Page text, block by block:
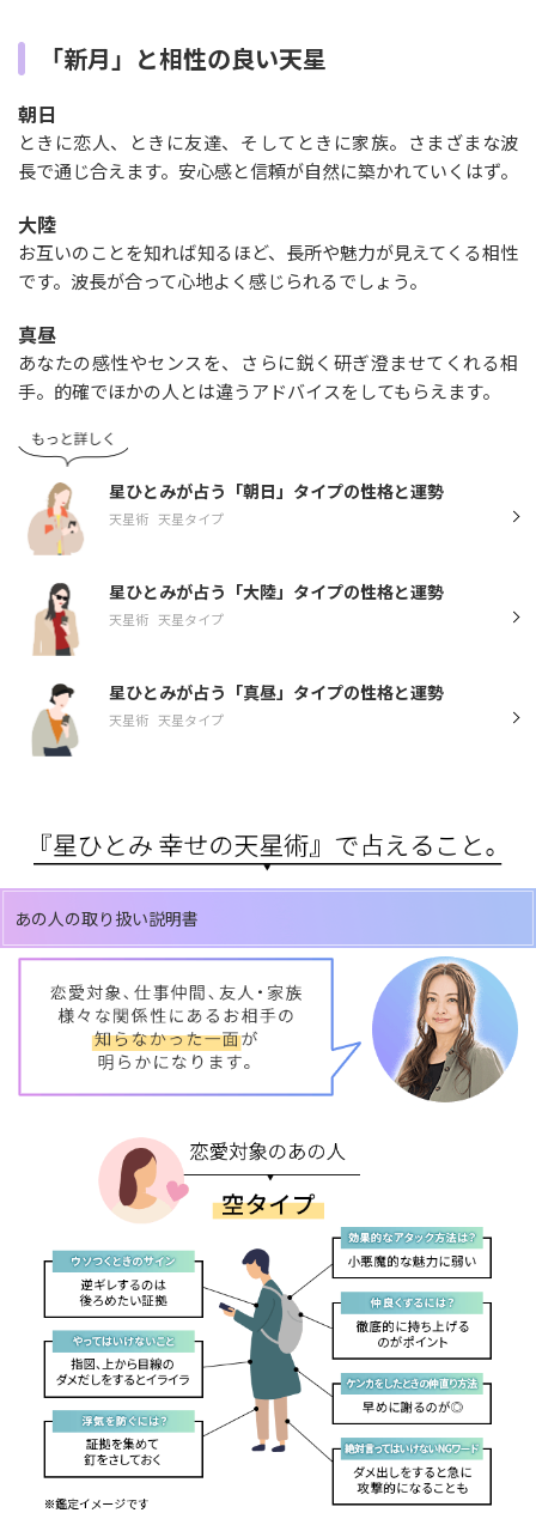
「新月」と相性の良い天星
朝日
ときに恋人、ときに友達、そしてときに家族。さまざまな波
長で通じ合えます。安心感と信頼が自然に築かれていくはず。
大陸
お互いのことを知れば知るほど、長所や魅力が見えてくる相性
です。波長が合って心地よく感じられるでしょう。
真昼
あなたの感性やセンスを、さらに鋭く研ぎ澄ませてくれる相
手。的確でほかの人とは違うアドバイスをしてもらえます。
星ひとみが占う「朝日」タイプの性格と運勢
天星術 天星タイプ
星ひとみが占う「大陸」タイプの性格と運勢
天星術 天星タイプ
星ひとみが占う「真昼」タイプの性格と運勢
天星術 天星タイプ
あの人の取り扱い説明書